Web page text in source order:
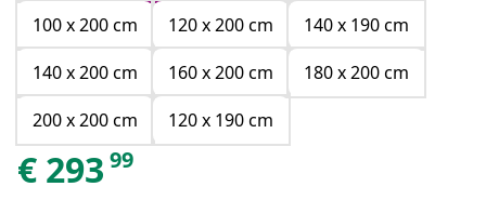
100 x 200 cm
120 x 200 cm
140 x 190 cm
140 x 200 cm
160 x 200 cm
180 x 200 cm
200 x 200 cm
120 x 190 cm
€ 293 99